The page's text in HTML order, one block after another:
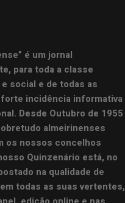
é um jornal
para toda a classe
social e de todas as
incidência informativa
Desde Outubro de 1955
almeirinenses
os nossos concelhos
Quinzenário está, no
na qualidade de
todas as suas vertentes,